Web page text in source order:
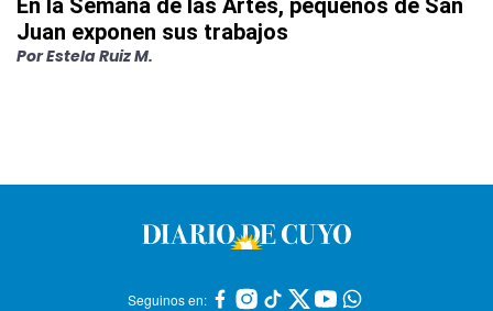
En la Semana de las Artes, pequeños de San
Juan exponen sus trabajos
PorEstela Ruiz M.
Seguinos en: